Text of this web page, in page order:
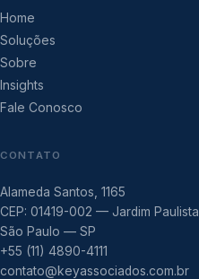
Home
Soluções
Sobre
Insights
Fale Conosco
CONTATO
Alameda Santos, 1165
CEP: 01419-002 — Jardim Paulista
São Paulo — SP
+55 (11) 4890-4111
contato@keyassociados.com.br